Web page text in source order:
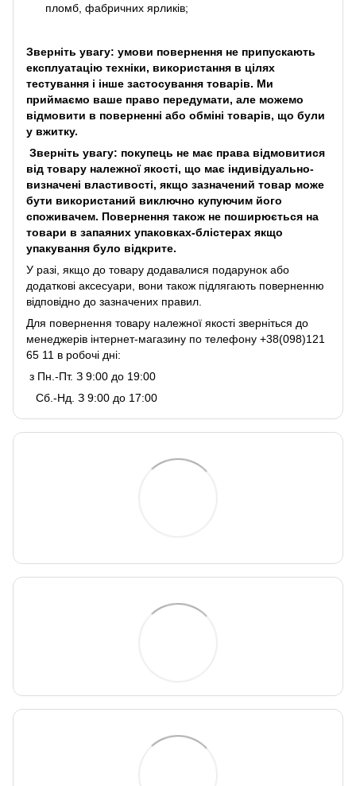
пломб, фабричних ярликів;
Зверніть увагу: умови повернення не припускають
експлуатацію техніки, використання в цілях
тестування і інше застосування товарів. Ми
приймаємо ваше право передумати, але можемо
відмовити в поверненні або обміні товарів, що були
у вжитку.
Зверніть увагу: покупець не має права відмовитися
від товару належної якості, що має індивідуально-
визначені властивості, якщо зазначений товар може
бути використаний виключно купуючим його
споживачем. Повернення також не поширюється на
товари в запаяних упаковках-блістерах якщо
упакування було відкрите.
У разі, якщо до товару додавалися подарунок або
додаткові аксесуари, вони також підлягають поверненню
відповідно до зазначених правил.
Для повернення товару належної якості зверніться до
менеджерів інтернет-магазину по телефону +38(098)121
65 11 в робочі дні:
з Пн.-Пт. З 9:00 до 19:00
Сб.-Нд. З 9:00 до 17:00